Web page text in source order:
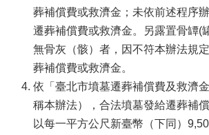
葬補償費或救濟金；未依前述程序
遷葬補償費或救濟金。另露置骨罈(
無骨灰（骸）者，因不符本辦法規
葬補償費或救濟金。
依「臺北市墳墓遷葬補償費及救濟
稱本辦法），合法墳墓發給遷葬補
以每一平方公尺新臺幣（下同）